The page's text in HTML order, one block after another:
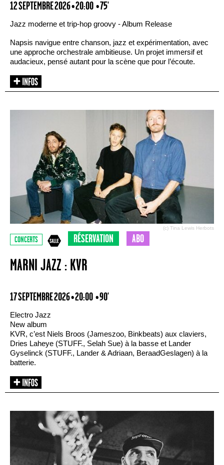
12 SEPTEMBRE 2026 • 20:00 • 75'
Jazz moderne et trip-hop groovy - Album Release
Napsis navigue entre chanson, jazz et expérimentation, avec
une approche orchestrale ambitieuse. Un projet immersif et
audacieux, pensé autant pour la scène que pour l’écoute.
(c) Tina Lewis Herbots
CONCERTS RÉSERVATION ABO
MARNI JAZZ : KVR
17 SEPTEMBRE 2026 • 20:00 • 90'
Electro Jazz
New album
KVR, c’est Niels Broos (Jameszoo, Binkbeats) aux claviers,
Dries Laheye (STUFF., Selah Sue) à la basse et Lander
Gyselinck (STUFF., Lander & Adriaan, BeraadGeslagen) à la
batterie.